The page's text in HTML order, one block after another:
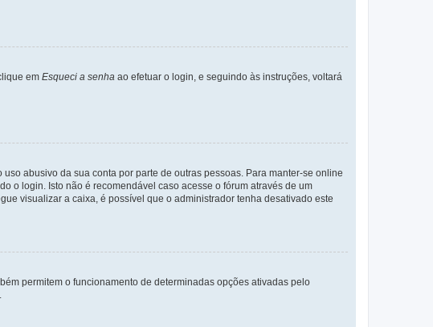
em Esqueci a senha ao efetuar o login, e seguindo às instruções, voltará
abusivo da sua conta por parte de outras pessoas. Para manter-se online
o login. Isto não é recomendável caso acesse o fórum através de um
visualizar a caixa, é possível que o administrador tenha desativado este
permitem o funcionamento de determinadas opções ativadas pelo